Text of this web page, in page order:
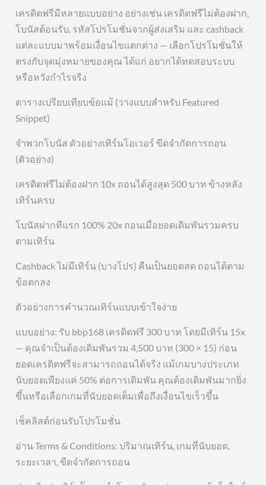
เครดิตฟรีมีหลายแบบอย่าง อย่างเช่น เครดิตฟรีไม่ต้องฝาก,
โบนัสต้อนรับ, รหัสโปรโมชั่นจากผู้ส่งเสริม และ cashback
แต่ละแบบมาพร้อมเงื่อนไขแตกต่าง — เลือกโปรโมชั่นให้
ตรงกับจุดมุ่งหมายของคุณ ได้แก่ อยากได้ทดสอบระบบ
หรือหวังกำไรจริง
ตารางเปรียบเทียบข้อแม้ (วางแบบสำหรับ Featured
Snippet)
จำพวกโบนัส ตัวอย่างเทิร์นโอเวอร์ ขีดจำกัดการถอน
(ตัวอย่าง)
เครดิตฟรีไม่ต้องฝาก 10x ถอนได้สูงสุด 500 บาท ข้างหลัง
เทิร์นครบ
โบนัสฝากทีแรก 100% 20x ถอนเมื่อยอดเดิมพันรวมครบ
ตามเทิร์น
Cashback ไม่มีเทิร์น (บางโปร) คืนเป็นยอดสด ถอนได้ตาม
ข้อตกลง
ตัวอย่างการคำนวณเทิร์นแบบเข้าใจง่าย
แบบอย่าง: รับ bbp168 เครดิตฟรี 300 บาท โดยมีเทิร์น 15x
— คุณจำเป็นต้องเดิมพันรวม 4,500 บาท (300 × 15) ก่อน
ยอดเครดิตฟรีจะสามารถถอนได้จริง แม้เกมบางประเภท
นับยอดเพียงแค่ 50% ต่อการเดิมพัน คุณต้องเดิมพันมากยิ่ง
ขึ้นหรือเลือกเกมที่นับยอดเต็มเพื่อถึงเงื่อนไขเร็วขึ้น
เช็คลิสต์ก่อนรับโปรโมชั่น
อ่าน Terms & Conditions: ปริมาณเทิร์น, เกมที่นับยอด,
ระยะเวลา, ขีดจำกัดการถอน